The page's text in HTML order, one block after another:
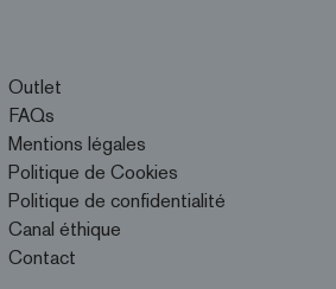
Outlet
FAQs
Mentions légales
Politique de Cookies
Politique de confidentialité
Canal éthique
Contact